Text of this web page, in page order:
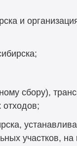
и
сбору),
участков,